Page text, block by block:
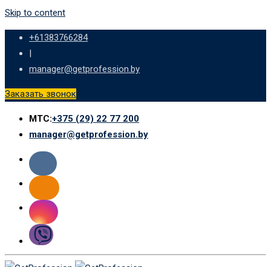
Skip to content
+61383766284
|
manager@getprofession.by
Заказать звонок
МТС:+375 (29) 22 77 200
manager@getprofession.by